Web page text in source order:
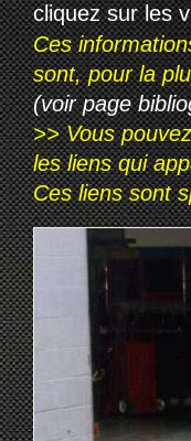
cliquez sur les
Ces
sont, pour la
(voir page
>> Vous
les liens qui
Ces liens sont